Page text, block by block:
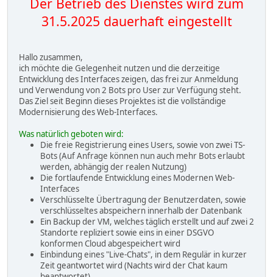
31.5.2025 dauerhaft eingestellt
Hallo zusammen,
ich möchte die Gelegenheit nutzen und die derzeitige
Entwicklung des Interfaces zeigen, das frei zur Anmeldung
und Verwendung von 2 Bots pro User zur Verfügung steht.
Das Ziel seit Beginn dieses Projektes ist die vollständige
Modernisierung des Web-Interfaces.
Was natürlich geboten wird:
Die freie Registrierung eines Users, sowie von zwei TS-
Bots (Auf Anfrage können nun auch mehr Bots erlaubt
werden, abhängig der realen Nutzung)
Die fortlaufende Entwicklung eines Modernen Web-
Interfaces
Verschlüsselte Übertragung der Benutzerdaten, sowie
verschlüsseltes abspeichern innerhalb der Datenbank
Ein Backup der VM, welches täglich erstellt und auf zwei 2
Standorte repliziert sowie eins in einer DSGVO
konformen Cloud abgespeichert wird
Einbindung eines "Live-Chats", in dem Regulär in kurzer
Zeit geantwortet wird (Nachts wird der Chat kaum